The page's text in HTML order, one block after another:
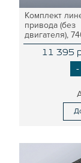
ПОДШИПНИКИ
ЛИНЕЙНЫЕ
СИСТЕМА
БЫСТРЫЕ
ШАРНИРНЫЕ И
Комплект
привода (без
двигателя),
11 395
-